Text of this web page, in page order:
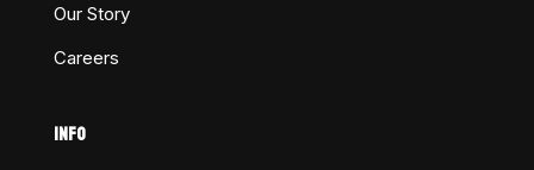
Our Story
Careers
INFO